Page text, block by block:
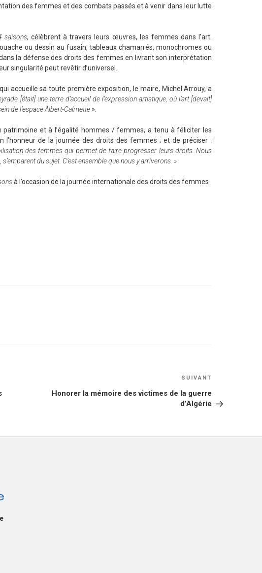
des femmes et des combats passés et à venir dans leur lutte
saisons, célèbrent à travers leurs œuvres, les femmes dans l’art.
ou dessin au fusain, tableaux chamarrés, monochromes ou
la défense des droits des femmes en livrant son interprétation
singularité peut revêtir d’universel.
accueille sa toute première exposition, le maire, Michel Arrouy, a
[était] une terre d’accueil de l’expression artistique, où l’art [devait]
de l’espace Albert-Calmette ».
patrimoine et à l’égalité hommes / femmes, a tenu à féliciter les
de la journée des droits des femmes ; et de préciser :
des femmes qui permet de faire progresser leurs droits. Nous
du sujet. C’est ensemble que nous y arriverons. »
à l’occasion de la journée internationale des droits des femmes
SUIVANT
Honorer la mémoire des victimes de la guerre
d’Algérie